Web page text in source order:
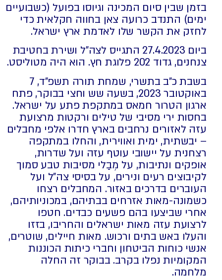
בזמן שבין סיום המכינה וגיוסו בפועל (כשבועיים
ימים) התנדב כרועה צאן בחווה חקלאית כדי
לחזק את הקשר שלו לאדמת ארץ ישראל.
ביום 27.4.2023 התגייס לצה"ל ושירת בחטיבת
צנחנים, גדוד 202 פלוגת חץ. הוא היה מטוליסט.
בשבת כ"ב בתשרי, שמחת תורה תשפ"ד, 7
באוקטובר 2023, בשעה שש וחצי בבוקר, פתח
ארגון הטרור חמאס במתקפת פתע על ישראל.
בחסות ירי מסיבי של טילים ורקטות מרצועת
עזה לאזורים נרחבים בארץ חדרו אלפי מחבלים
– יבשתית, ימית ואווירית, והחלו במתקפה
רצחנית על יישובי עוטף עזה ועל שדרות,
אופקים ונתיבות, על מְבַלי מסיבות טבע סמוך
לקיבוצים רעים ונירים, על בסיסי צה"ל ועל
העוברים בדרכים באזור. המחבלים רצחו
כשמונה-מאות אזרחים בבתיהם, במכוניותיהם,
אחרי שביצעו בהם פשעים כבדים. חטפו
לרצועת עזה מאות ישראלים והחריבו, בזזו
והעלו באש בתים ורכוש. מאות חיילים, שוטרים,
אנשי כוחות הביטחון וחברי כיתות הכוננות
המקומיות נפלו בקרב. בבוקר זה החלה
מלחמה.